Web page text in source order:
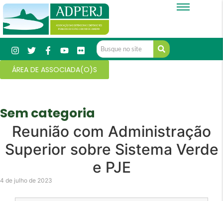
ÁREA DE ASSOCIADA(O)S
Sem categoria
Reunião com Administração
Superior sobre Sistema Verde
e PJE
4 de julho de 2023